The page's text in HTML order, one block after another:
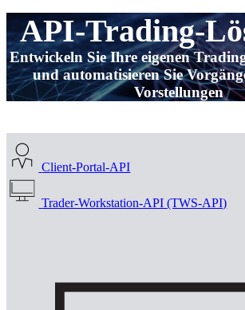
API-Trading-
Entwickeln Sie Ihre eigenen
und automatisieren Sie
Vorstellungen
Client-Portal-API
Trader-Workstation-API (TWS-API)